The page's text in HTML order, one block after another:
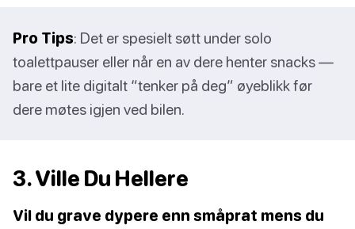
Pro Tips: Det er spesielt søtt under solo
toalettpauser eller når en av dere henter snacks —
bare et lite digitalt “tenker på deg” øyeblikk før
dere møtes igjen ved bilen.
3. Ville Du Hellere
Vil du grave dypere enn småprat mens du